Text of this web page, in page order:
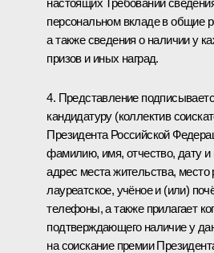
персональном вкладе в общие
а также сведения о наличии у
призов и иных наград.
4. Представление
кандидатуру (коллектив
Президента Российской
фамилию, имя, отчество, дату и
адрес места жительства, место
лауреатское, учёное и (или)
телефоны, а также прилагает
подтверждающего наличие у
на соискание премии